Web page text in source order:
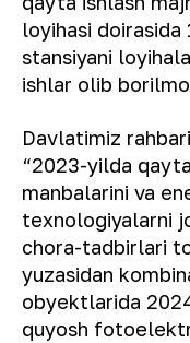
loyihasi
stansiyani
ishlar olib
Davlatimiz
“2023-yilda
manbalarini va
texnologiyalarni
chora-tadbirlari
yuzasidan
obyektlarida
quyosh